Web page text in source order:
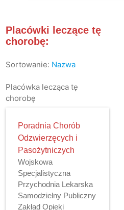
Placówki leczące tę
chorobę:
Sortowanie: Nazwa
Placówka lecząca tę
chorobę
Poradnia Chorób
Odzwierzęcych i
Pasożytniczych
Wojskowa
Specjalistyczna
Przychodnia Lekarska
Samodzielny Publiczny
Zakład Opieki